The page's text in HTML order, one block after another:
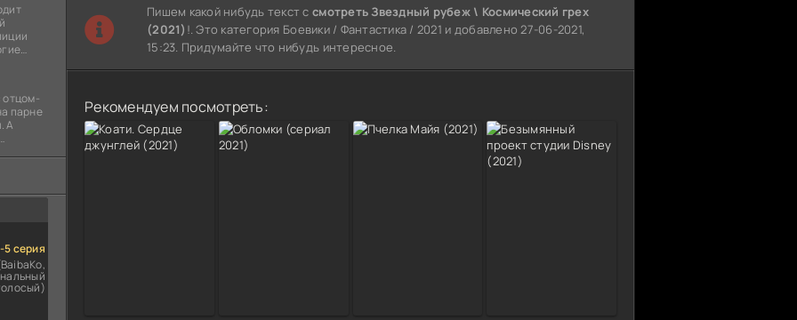
отцом-
парне
А
5 серия
Пишем какой нибудь текст ссмотреть Звездный рубеж \ Космический грех
(2021) !. Это категория Боевики / Фантастика / 2021 и добавлено 27-06-2021,
15:23. Придумайте что нибудь интересное.
Рекомендуем посмотреть: